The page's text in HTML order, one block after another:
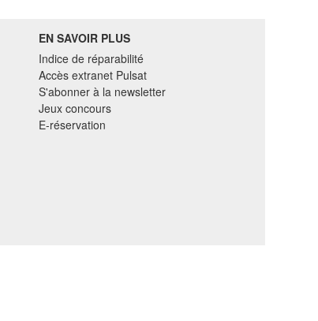
EN SAVOIR PLUS
Indice de réparabilité
Accès extranet Pulsat
S'abonner à la newsletter
Jeux concours
E-réservation